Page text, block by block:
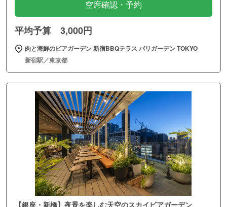
空席確認・予約
平均予算 3,000円
肉と海鮮のビアガーデン 新宿BBQテラス バリガーデン TOKYO
新宿駅／東京都
【銀座・新橋】夜景を楽しむ天空のスカイビアガーデン